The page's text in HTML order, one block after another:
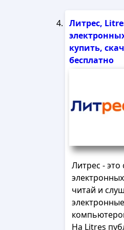
Литрес,
купить,
бесплатно
Литрес -
читай и
На Litres